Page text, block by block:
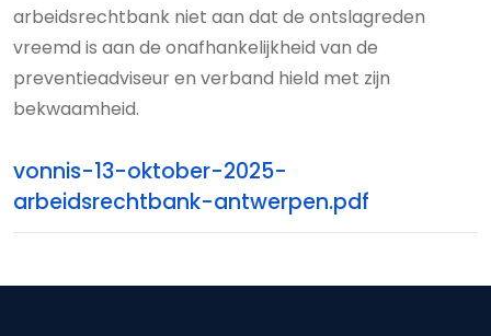
arbeidsrechtbank niet aan dat de ontslagreden
vreemd is aan de onafhankelijkheid van de
preventieadviseur en verband hield met zijn
bekwaamheid.
vonnis-13-oktober-2025-
arbeidsrechtbank-antwerpen.pdf